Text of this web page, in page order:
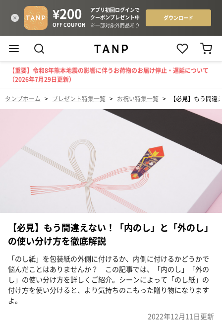
【重要】令和8年熊本地震の影響に伴うお荷物のお届け停止・遅延について
（2026年7月29日更新）
タンプホーム > プレゼント特集一覧 > お祝い特集一覧 > 【必見】もう間
【必見】もう間違えない！「内のし」と「外のし」
の使い分け方を徹底解説
「のし紙」を包装紙の外側に付けるか、内側に付けるかどうかで
悩んだことはありませんか？ この記事では、「内のし」「外の
し」の使い分け方を詳しくご紹介。シーンによって「のし紙」の
付け方を使い分けると、より気持ちのこもった贈り物になります
よ。
2022年12月11日更新